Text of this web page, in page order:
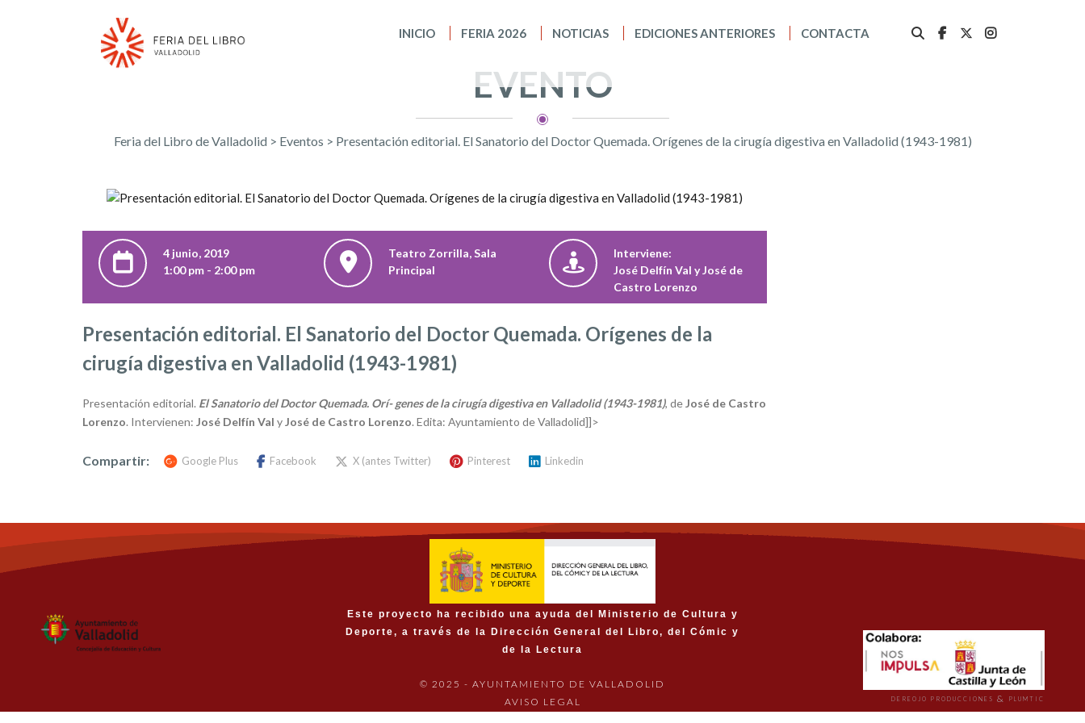
INICIO FERIA 2026 NOTICIAS EDICIONES ANTERIORES CONTACTA
EVENTO
Feria del Libro de Valladolid > Eventos > Presentación editorial. El Sanatorio del Doctor Quemada. Orígenes de la cirugía digestiva en Valladolid (1943-1981)
4 junio, 2019
1:00 pm - 2:00 pm
Teatro Zorrilla, Sala
Principal
Interviene:
José Delfín Val y José de
Castro Lorenzo
Presentación editorial. El Sanatorio del Doctor Quemada. Orígenes de la
cirugía digestiva en Valladolid (1943-1981)
Presentación editorial. El Sanatorio del Doctor Quemada. Orí- genes de la cirugía digestiva en Valladolid (1943-1981), deJosé de Castro
Lorenzo. Intervienen: José Delfín Val yJosé de Castro Lorenzo. Edita: Ayuntamiento de Valladolid]]>
Compartir: Google Plus Facebook X (antes Twitter) Pinterest Linkedin
Este proyecto ha recibido una ayuda del Ministerio de Cultura y
Deporte, a través de la Dirección General del Libro, del Cómic y
de la Lectura
© 2025 - AYUNTAMIENTO DE VALLADOLID
AVISO LEGAL
DEREOJO PRODUCCIONES & PLUMTIC